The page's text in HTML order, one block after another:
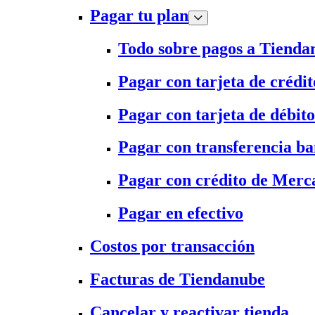
Pagar tu plan
Todo sobre pagos a
Pagar con tarjeta de
Pagar con tarjeta de débito
Pagar con transferencia
Pagar con crédito de
Pagar en efectivo
Costos por transacción
Facturas de Tiendanube